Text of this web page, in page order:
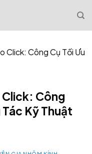
Click: Công Cụ Tối Ưu
Công
Kỹ Thuật